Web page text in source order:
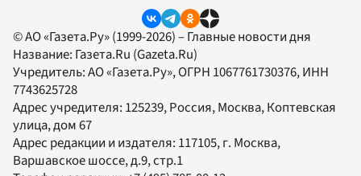
© АО «Газета.Ру» (1999-2026) – Главные новости дня
Название: Газета.Ru (Gazeta.Ru)
Учредитель:АО «Газета.Ру», ОГРН 1067761730376, ИНН
7743625728
Адрес учредителя: 125239, Россия, Москва, Коптевская
улица, дом 67
Адрес редакции и издателя: 117105, г. Москва,
Варшавское шоссе, д.9, стр.1